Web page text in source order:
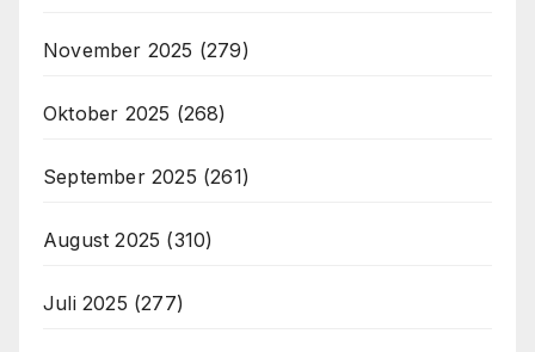
November 2025 (279)
Oktober 2025 (268)
September 2025 (261)
August 2025 (310)
Juli 2025 (277)